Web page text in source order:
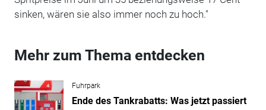
sinken, wären sie also immer noch zu hoch."
Mehr zum Thema entdecken
Fuhrpark
Ende des Tankrabatts: Was jetzt passiert